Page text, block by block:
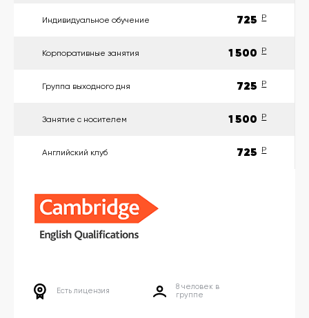
Личный
кабинет
Помочь
Добавить
школу
Индивидуальное обучение 725 P
Корпоративные занятия 1 500 P
Группа выходного дня 725 P
Занятие с носителем 1 500 P
Английский клуб 725 P
Есть лицензия
8 человек в
группе